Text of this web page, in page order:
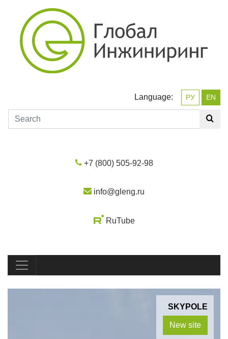
Language: РУ EN
+7 (800) 505-92-98
info@gleng.ru
RuTube
SKYPOLE
New site